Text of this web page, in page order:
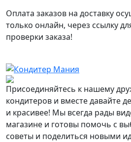
Оплата заказов на доставку
только онлайн, через ссылку
проверки заказа!
Присоединяйтесь к нашему
кондитеров и вместе давайте
и красивее! Мы всегда рады
магазине и готовы помочь с
советы и поделиться новыми